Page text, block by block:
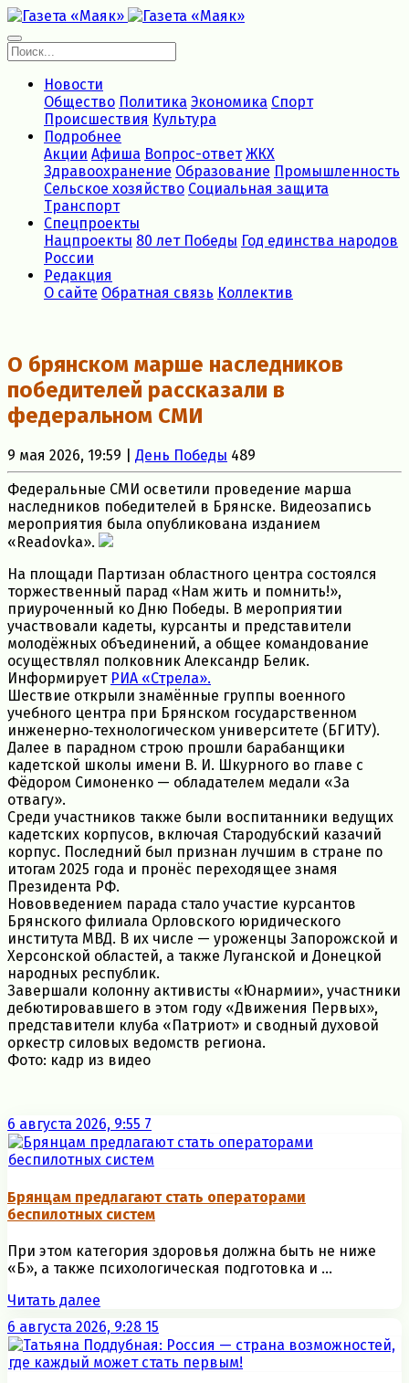
Новости
Общество Политика Экономика Спорт
Происшествия Культура
Подробнее
Акции Афиша Вопрос-ответ ЖКХ
Здравоохранение Образование Промышленность
Сельское хозяйство Социальная защита
Транспорт
Спецпроекты
Нацпроекты 80 лет Победы Год единства народов
России
Редакция
О сайте Обратная связь Коллектив
О брянском марше наследников
победителей рассказали в
федеральном СМИ
9 мая 2026, 19:59 | День Победы 489
Федеральные СМИ осветили проведение марша
наследников победителей в Брянске. Видеозапись
мероприятия была опубликована изданием
«Readovka».
На площади Партизан областного центра состоялся
торжественный парад «Нам жить и помнить!»,
приуроченный ко Дню Победы. В мероприятии
участвовали кадеты, курсанты и представители
молодёжных объединений, а общее командование
осуществлял полковник Александр Белик.
Информирует РИА «Стрела».
Шествие открыли знамённые группы военного
учебного центра при Брянском государственном
инженерно‑технологическом университете (БГИТУ).
Далее в парадном строю прошли барабанщики
кадетской школы имени В. И. Шкурного во главе с
Фёдором Симоненко — обладателем медали «За
отвагу».
Среди участников также были воспитанники ведущих
кадетских корпусов, включая Стародубский казачий
корпус. Последний был признан лучшим в стране по
итогам 2025 года и пронёс переходящее знамя
Президента РФ.
Нововведением парада стало участие курсантов
Брянского филиала Орловского юридического
института МВД. В их числе — уроженцы Запорожской и
Херсонской областей, а также Луганской и Донецкой
народных республик.
Завершали колонну активисты «Юнармии», участники
дебютировавшего в этом году «Движения Первых»,
представители клуба «Патриот» и сводный духовой
оркестр силовых ведомств региона.
Фото: кадр из видео
6 августа 2026, 9:55 7
Брянцам предлагают стать оперaторами
бeспилотных систeм
При этом категория здоровья должна быть не ниже
«Б», а также психологическая подготовка и ...
Читать далее
6 августа 2026, 9:28 15